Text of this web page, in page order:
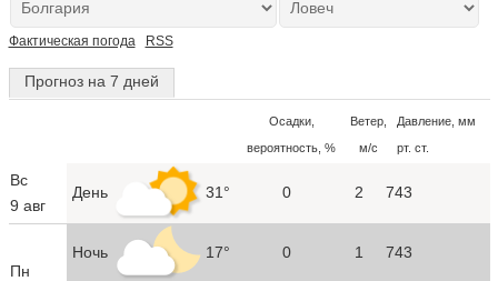
Фактическая погода RSS
Прогноз на 7 дней
Осадки,
вероятность, %
Ветер,
м/с
Давление, мм
рт. ст.
Вс
9 авг
День 31° 0 2 743
Пн
Ночь 17° 0 1 743